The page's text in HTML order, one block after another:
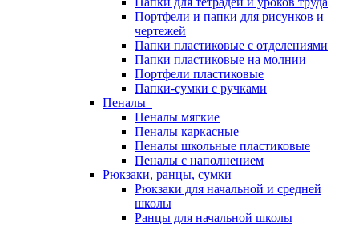
Портфели и папки для рисунков и
чертежей
Папки пластиковые с отделениями
Папки пластиковые на молнии
Портфели пластиковые
Папки-сумки с ручками
Пеналы
Пеналы мягкие
Пеналы каркасные
Пеналы школьные пластиковые
Пеналы с наполнением
Рюкзаки, ранцы, сумки
Рюкзаки для начальной и средней
школы
Ранцы для начальной школы